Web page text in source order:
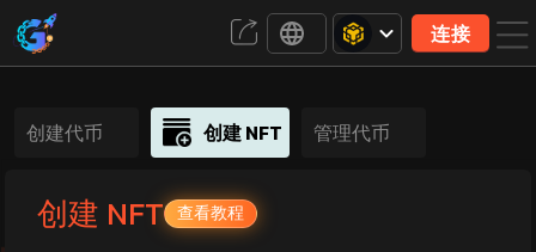
连接
创建代币 创建 NFT 管理代币
创建 NFT 查看教程